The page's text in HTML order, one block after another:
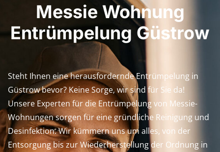
Messie Wohnung
Entrümpelung Güstrow
Steht Ihnen eine herausfordernde Entrümpelung in
Güstrow bevor? Keine Sorge, wir sind für Sie da!
Unsere Experten für die Entrümpelung von Messie-
Wohnungen sorgen für eine gründliche Reinigung und
Desinfektion. Wir kümmern uns um alles, von der
Entsorgung bis zur Wiederherstellung der Ordnung in